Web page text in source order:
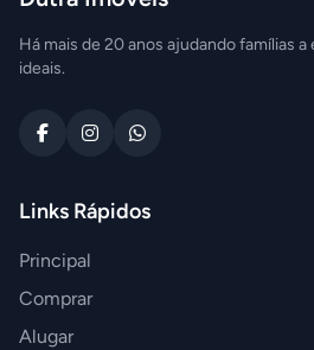
Há mais de 20 anos ajudando famílias
ideais.
Links Rápidos
Principal
Comprar
Alugar